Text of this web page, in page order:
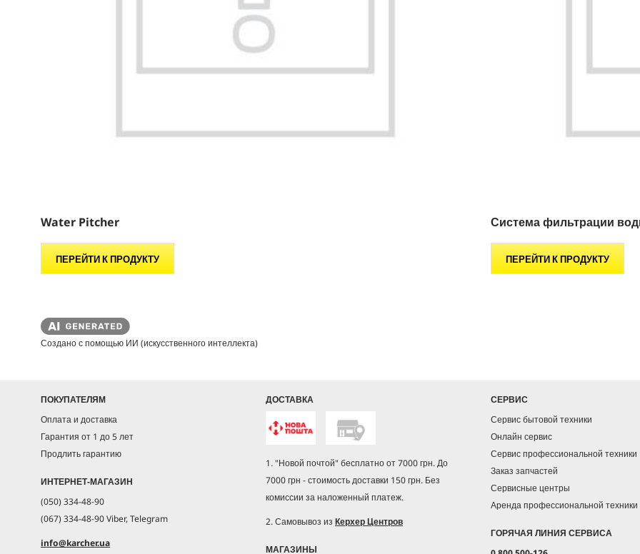
Water Pitcher
ПЕРЕЙТИ К ПРОДУКТУ
Система фильтрации
ПЕРЕЙТИ К ПРОДУКТУ
Создано с помощью ИИ (искусственного интеллекта)
ПОКУПАТЕЛЯМ
Оплата и доставка
Гарантия от 1 до 5 лет
Продлить гарантию
ИНТЕРНЕТ-МАГАЗИН
(050) 334-48-90
(067) 334-48-90 Viber, Telegram
info@karcher.ua
ДОСТАВКА
1. "Новой почтой" бесплатно от 7000 грн. До
7000 грн - стоимость доставки 150 грн. Без
комиссии за наложенный платеж.
2. Самовывоз из Керхер Центров
МАГАЗИНЫ
СЕРВИС
Сервис бытовой техники
Онлайн сервис
Сервис профессиональной техники
Заказ запчастей
Сервисные центры
Аренда профессиональной техники
ГОРЯЧАЯ ЛИНИЯ СЕРВИСА